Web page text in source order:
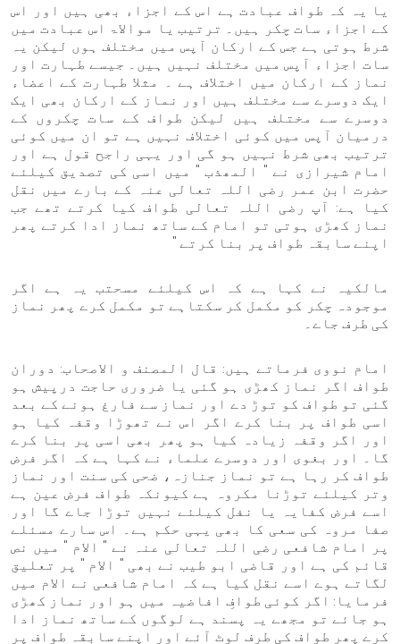
یا یہ کہ طواف عبادت ہے اس کے اجزاء بھی ہیں اور اس
کے اجزاء سات چکر ہیں۔ ترتیب یا موالاۃ اس عبادت میں
شرط ہوتی ہے جس کے ارکان آپس میں مختلف ہوں لیکن یہ
سات اجزاء آپس میں مختلف نہیں ہیں۔ جیسے طہارت اور
نماز کے ارکان میں اختلاف ہے ۔ مثلا طہارت کے اعضاء
ایک دوسرے سے مختلف ہیں اور نماز کے ارکان بھی ایک
دوسرے سے مختلف ہیں لیکن طواف کے سات چکروں کے
درمیان آپس میں کوئی اختلاف نہیں ہے تو ان میں کوئی
ترتیب بھی شرط نہیں ہو گی اور یہی راجح قول ہے اور
امام شیرازی نے " المھذب " میں اسی کی تصدیق کیلئے
حضرت ابن عمر رضی اللہ تعالی عنہ کے بارے میں نقل
کیا ہے: آپ رضی اللہ تعالی طواف کیا کرتے تھے جب
نماز کھڑی ہوتی تو امام کے ساتھ نماز ادا کرتے پھر
اپنے سابقہ طواف پر بنا کرتے "
مالکیہ نے کہا ہے کہ اس کیلئے مسحتب یہ ہے اگر
موجودہ چکر کو مکمل کر سکتاہے تو مکمل کرے پھر نماز
کی طرف جاے۔
امام نووی فرماتے ہیں: قال المصنف و الاصحاب: دوران
طواف اگر نماز کھڑی ہو گئی یا ضروری حاجت درپیش ہو
گئی تو طواف کو توڑ دے اور نماز سے فارغ ہونے کے بعد
اسی طواف پر بنا کرے اگر اس نے تھوڑا وقفہ کیا ہو
اور اگر وقفہ زیادہ کیا ہو پھر بھی اسی پر بنا کرے
گا۔ اور بغوی اور دوسرے علماء نے کہا ہے کہ اگر فرض
طواف کر رہا ہے تو نماز جنازہ، ضحی کی سنت اور نماز
وتر کیلئے توڑنا مکروہ ہے کیونکہ طواف فرض عین ہے
اسے فرض کفایہ یا نفل کیلئے نہیں توڑا جاے گا اور
صفا مروہ کی سعی کا بھی یہی حکم ہے۔ اس سارے مسئلے
پر امام شافعی رضی اللہ تعالی عنہ نے " الام " میں نص
قائم کی ہے اور قاضی ابو طیب نے بھی " الام " پر تعلیق
لگاتے ہوے اسے نقل کیا ہے کہ امام شافعی نے الام میں
فرمایا: اگر کوئی طوافِ افاضیہ میں ہو اور نماز کھڑی
ہو جائے تو مجھے یہ پسند ہے لوگوں کے ساتھ نماز ادا
کرے پھر طواف کی طرف لوٹ آئے اور اپنے سابقہ طواف پر